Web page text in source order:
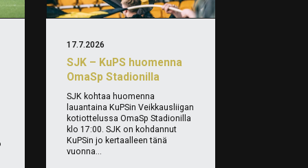
SJK – KuPS huomenna
OmaSp Stadionilla
17.7.2026
SJK kohtaa huomenna
lauantaina KuPSin Veikkausliigan
kotiottelussa OmaSp Stadionilla
klo 17:00. SJK on kohdannut
KuPSin jo kertaalleen tänä
vuonna...